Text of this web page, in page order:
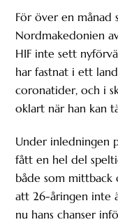
För över en månad
Nordmakedonien
HIF inte sett
har fastnat i ett
coronatider, och i
oklart när han kan
Under inledningen
fått en hel del
både som
att 26-åringen inte
nu hans chanser